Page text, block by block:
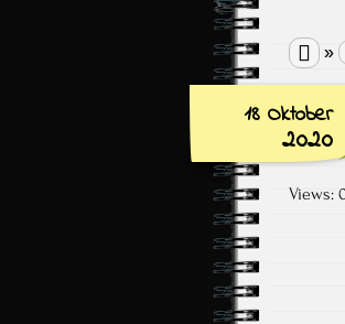
 »
18 Oktober
2020
Views: